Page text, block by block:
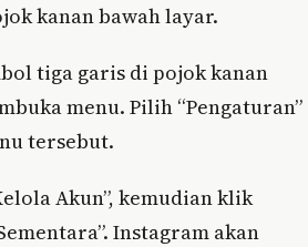
kanan bawah layar.
tiga garis di pojok kanan
menu. Pilih “Pengaturan”
tersebut.
Akun”, kemudian klik
Instagram akan